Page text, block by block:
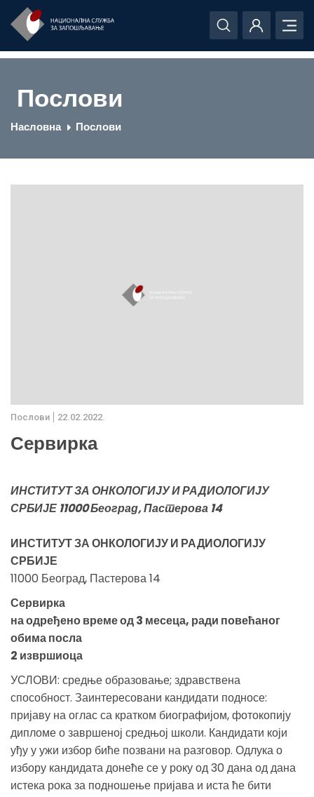
Послови
Насловна Послови
Послови 22.02.2022.
Сервирка
ИНСТИТУТ ЗА ОНКОЛОГИЈУ И РАДИОЛОГИЈУ
СРБИЈЕ 11000 Београд, Пастерова 14
ИНСТИТУТ ЗА ОНКОЛОГИЈУ И РАДИОЛОГИЈУ
СРБИЈЕ
11000 Београд, Пастерова 14
Сервирка
на одређено време од 3 месеца, ради повећаног
обима посла
2 извршиоца
УСЛОВИ: средње образовање; здравствена
способност. Заинтересовани кандидати подносе:
пријаву на оглас са кратком биографијом, фотокопију
дипломе о завршеној средњој школи. Кандидати који
уђу у ужи избор биће позвани на разговор. Одлука о
избору кандидата донеће се у року од 30 дана од дана
истека рока за подношење пријава и иста ће бити